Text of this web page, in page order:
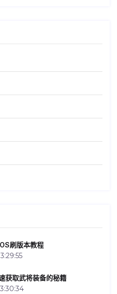
刷版本教程
获取武将装备的秘籍